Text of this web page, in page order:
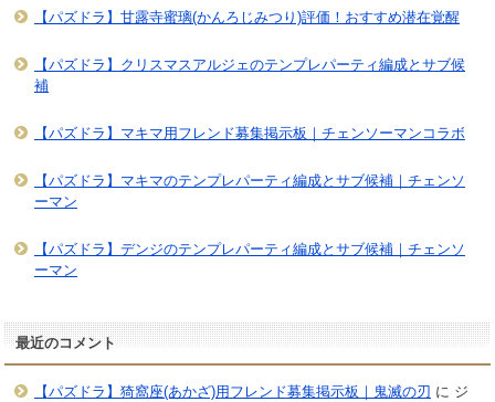
【パズドラ】甘露寺蜜璃(かんろじみつり)評価！おすすめ潜在覚醒
【パズドラ】クリスマスアルジェのテンプレパーティ編成とサブ候
補
【パズドラ】マキマ用フレンド募集掲示板｜チェンソーマンコラボ
【パズドラ】マキマのテンプレパーティ編成とサブ候補｜チェンソ
ーマン
【パズドラ】デンジのテンプレパーティ編成とサブ候補｜チェンソ
ーマン
最近のコメント
【パズドラ】猗窩座(あかざ)用フレンド募集掲示板｜鬼滅の刃 に ジ